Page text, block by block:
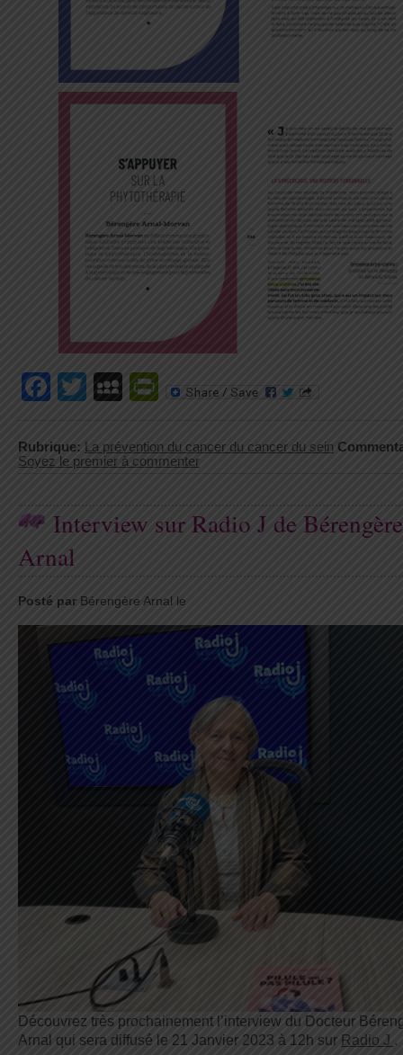
Facebook
TwitterMySpace
PrintFriendly
Rubrique: La prévention du cancer du cancer du sein
Soyez le premier à commenter
Interview sur Radio J de Bérengère
Arnal
Posté par Bérengère Arnal le
Découvrez très prochainement l’interview du Docteur
Arnal qui sera diffusé le 21 Janvier 2023 à 12h sur Radio J .